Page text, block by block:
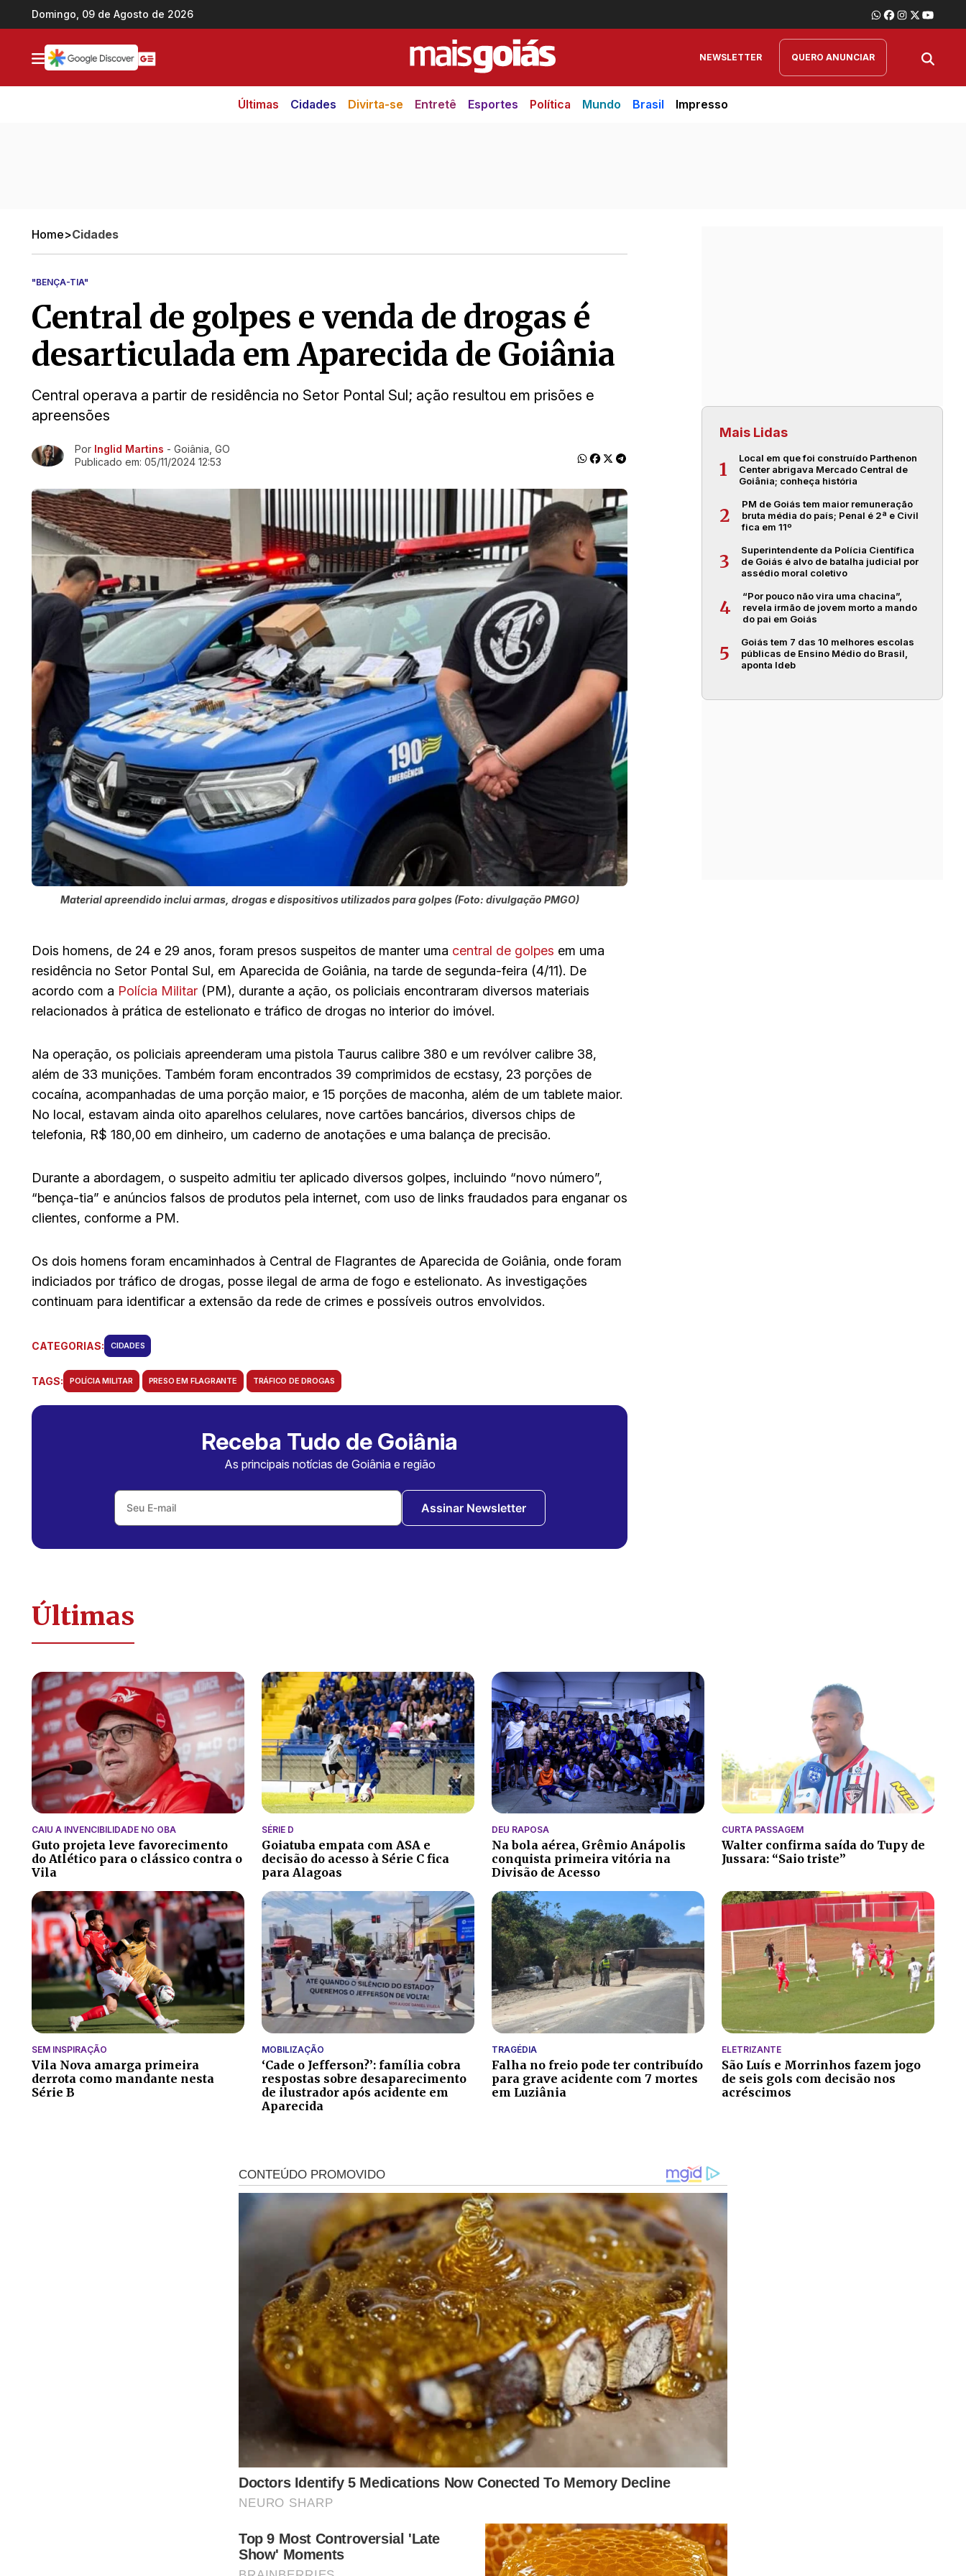
Ir direto pro conteúdo
Domingo, 09 de Agosto de 2026
NEWSLETTER QUERO ANUNCIAR
Últimas Cidades Divirta-se Entretê Esportes Política Mundo Brasil Impresso
Home>Cidades
"BENÇA-TIA"
Central de golpes e venda de drogas é
desarticulada em Aparecida de Goiânia
Central operava a partir de residência no Setor Pontal Sul; ação resultou em prisões e
apreensões
Ir direto pra matéria
Por Inglid Martins - Goiânia, GO
Publicado em: 05/11/2024 12:53
Material apreendido inclui armas, drogas e dispositivos utilizados para golpes (Foto: divulgação PMGO)
Dois homens, de 24 e 29 anos, foram presos suspeitos de manter uma central de golpes em uma
residência no Setor Pontal Sul, em Aparecida de Goiânia, na tarde de segunda-feira (4/11). De
acordo com a Polícia Militar (PM), durante a ação, os policiais encontraram diversos materiais
relacionados à prática de estelionato e tráfico de drogas no interior do imóvel.
Na operação, os policiais apreenderam uma pistola Taurus calibre 380 e um revólver calibre 38,
além de 33 munições. Também foram encontrados 39 comprimidos de ecstasy, 23 porções de
cocaína, acompanhadas de uma porção maior, e 15 porções de maconha, além de um tablete maior.
No local, estavam ainda oito aparelhos celulares, nove cartões bancários, diversos chips de
telefonia, R$ 180,00 em dinheiro, um caderno de anotações e uma balança de precisão.
Durante a abordagem, o suspeito admitiu ter aplicado diversos golpes, incluindo “novo número”,
“bença-tia” e anúncios falsos de produtos pela internet, com uso de links fraudados para enganar os
clientes, conforme a PM.
Os dois homens foram encaminhados à Central de Flagrantes de Aparecida de Goiânia, onde foram
indiciados por tráfico de drogas, posse ilegal de arma de fogo e estelionato. As investigações
continuam para identificar a extensão da rede de crimes e possíveis outros envolvidos.
CATEGORIAS: CIDADES
TAGS: POLÍCIA MILITAR PRESO EM FLAGRANTE TRÁFICO DE DROGAS
Receba Tudo de Goiânia
As principais notícias de Goiânia e região
Assinar Newsletter
Mais Lidas
1
Local em que foi construído Parthenon
Center abrigava Mercado Central de
Goiânia; conheça história
2
PM de Goiás tem maior remuneração
bruta média do país; Penal é 2ª e Civil
fica em 11º
3
Superintendente da Polícia Científica
de Goiás é alvo de batalha judicial por
assédio moral coletivo
4
“Por pouco não vira uma chacina”,
revela irmão de jovem morto a mando
do pai em Goiás
5
Goiás tem 7 das 10 melhores escolas
públicas de Ensino Médio do Brasil,
aponta Ideb
Últimas
CAIU A INVENCIBILIDADE NO OBA
Guto projeta leve favorecimento
do Atlético para o clássico contra o
Vila
SÉRIE D
Goiatuba empata com ASA e
decisão do acesso à Série C fica
para Alagoas
DEU RAPOSA
Na bola aérea, Grêmio Anápolis
conquista primeira vitória na
Divisão de Acesso
CURTA PASSAGEM
Walter confirma saída do Tupy de
Jussara: “Saio triste”
SEM INSPIRAÇÃO
Vila Nova amarga primeira
derrota como mandante nesta
Série B
MOBILIZAÇÃO
‘Cade o Jefferson?’: família cobra
respostas sobre desaparecimento
de ilustrador após acidente em
Aparecida
TRAGÉDIA
Falha no freio pode ter contribuído
para grave acidente com 7 mortes
em Luziânia
ELETRIZANTE
São Luís e Morrinhos fazem jogo
de seis gols com decisão nos
acréscimos